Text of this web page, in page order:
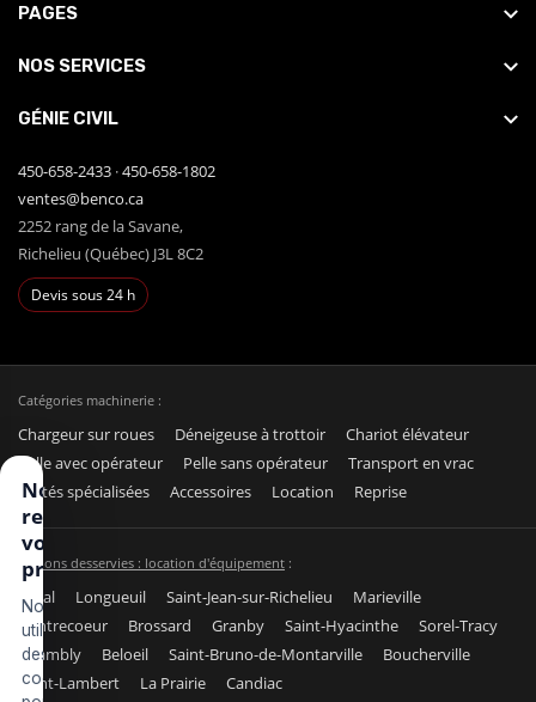
PAGES
NOS SERVICES
GÉNIE CIVIL
450-658-2433 ·450-658-1802
ventes@benco.ca
2252 rang de la Savane,
Richelieu (Québec) J3L 8C2
Devis sous 24 h
Catégories machinerie :
Chargeur sur roues Déneigeuse à trottoir
Chariot élévateur
Pelle avec opérateur
Pelle sans opérateur
Transport en vrac
Unités spécialisées
Accessoires Location Reprise
Régions desservies : location d'équipement :
Laval Longueuil Saint-Jean-sur-Richelieu
Marieville
Contrecoeur
Brossard Granby Saint-Hyacinthe
Sorel-Tracy
Chambly
Beloeil Saint-Bruno-de-Montarville
Boucherville
Saint-Lambert
La Prairie
Candiac
Nous
respectons
votre vie
privée
Nous
utilisons
des
cookies